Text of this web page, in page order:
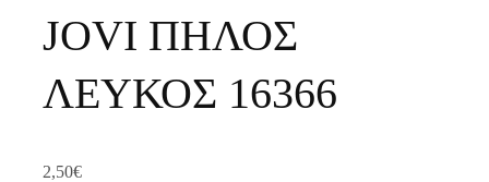
JOVI ΠΗΛΟΣ
ΛΕΥΚΟΣ 16366
2,50€